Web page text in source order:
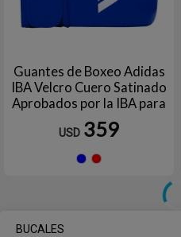
BUCALES
Guantes de Boxeo Adidas
IBA Velcro Cuero Satinado
Aprobados por la IBA para
Competicion Oficial
USD 359